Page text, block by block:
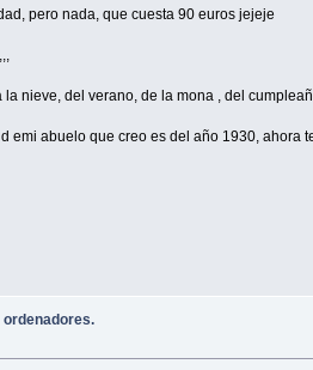
pero nada, que cuesta 90 euros jejeje
nieve, del verano, de la mona , del
emi abuelo que creo es del año 1930, ahora
ordenadores.